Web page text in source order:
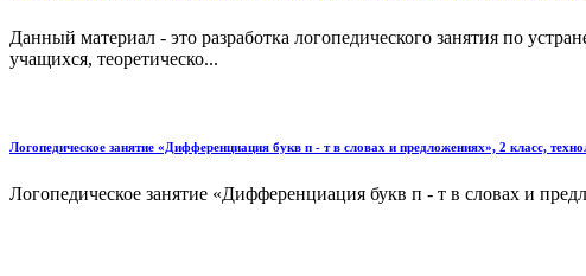
Данный материал - это разработка логопедического занятия по
учащихся, теоретическо...
Логопедическое занятие «Дифференциация букв п - т в словах и предложениях», 2 класс,
Логопедическое занятие «Дифференциация букв п - т в словах и